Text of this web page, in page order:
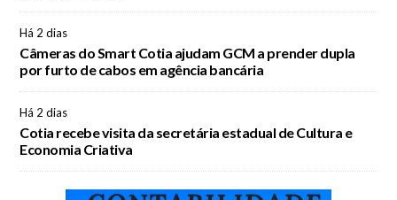
Há 2 dias
Câmeras do Smart Cotia ajudam GCM a prender dupla
por furto de cabos em agência bancária
Há 2 dias
Cotia recebe visita da secretária estadual de Cultura e
Economia Criativa